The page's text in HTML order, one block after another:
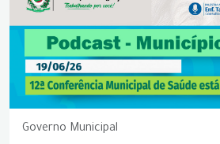
Governo Municipal